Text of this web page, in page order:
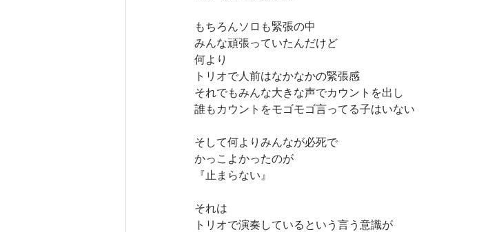
もちろんソロも緊張の中
みんな頑張っていたんだけど
何より
トリオで人前はなかなかの緊張感
それでもみんな大きな声でカウントを出し
誰もカウントをモゴモゴ言ってる子はいない
そして何よりみんなが必死で
かっこよかったのが
『止まらない』
それは
トリオで演奏しているという言う意識が